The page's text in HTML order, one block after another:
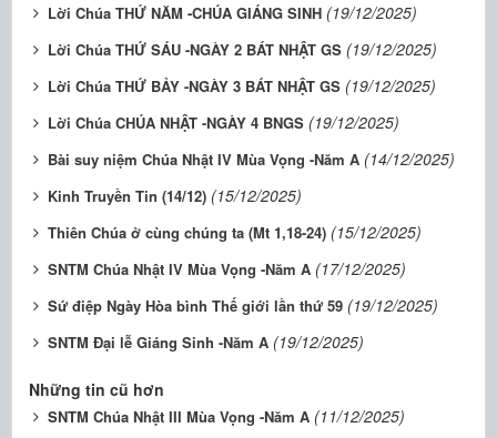
Lời Chúa THỨ NĂM -CHÚA GIÁNG SINH (19/12/2025)
Lời Chúa THỨ SÁU -NGÀY 2 BÁT NHẬT GS (19/12/2025)
Lời Chúa THỨ BẢY -NGÀY 3 BÁT NHẬT GS (19/12/2025)
Lời Chúa CHÚA NHẬT -NGÀY 4 BNGS (19/12/2025)
Bài suy niệm Chúa Nhật IV Mùa Vọng -Năm A (14/12/2025)
Kinh Truyền Tin (14/12) (15/12/2025)
Thiên Chúa ở cùng chúng ta (Mt 1,18-24) (15/12/2025)
SNTM Chúa Nhật IV Mùa Vọng -Năm A (17/12/2025)
Sứ điệp Ngày Hòa bình Thế giới lần thứ 59 (19/12/2025)
SNTM Đại lễ Giáng Sinh -Năm A (19/12/2025)
Những tin cũ hơn
SNTM Chúa Nhật III Mùa Vọng -Năm A (11/12/2025)